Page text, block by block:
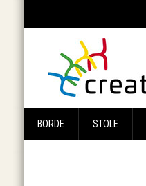
BORDE STOLE